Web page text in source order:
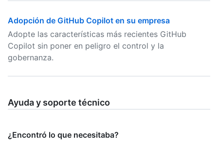
Adopción de GitHub Copilot en su empresa
Adopte las características más recientes GitHub
Copilot sin poner en peligro el control y la
gobernanza.
Ayuda y soporte técnico
¿Encontró lo que necesitaba?